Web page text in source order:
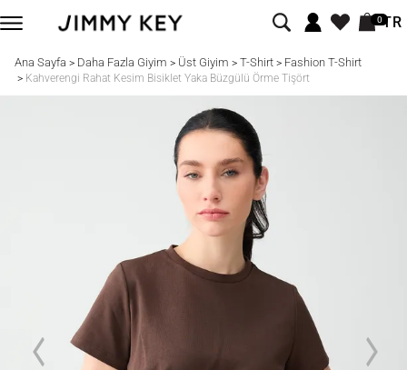
0TR
Ana Sayfa > Daha Fazla Giyim > Üst Giyim > T-Shirt> Fashion T-Shirt
> Kahverengi Rahat Kesim Bisiklet Yaka Büzgülü Örme Tişört